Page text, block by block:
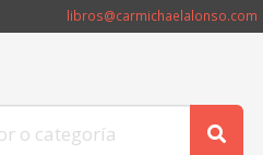
libros@carmichaelalonso.com